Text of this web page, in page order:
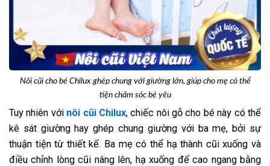
Nôi cũi cho bé Chilux ghép chung với giường lớn, giúp cho mẹ có thể
tiện chăm sóc bé yêu
Tuy nhiên với nôi cũi Chilux, chiếc nôi gỗ cho bé này có thể
kê sát giường hay ghép chung giường với ba mẹ, bởi sự
thuận tiện từ thiết kế. Ba mẹ có thể hạ thành cũi xuống và
điều chỉnh lòng cũi nâng lên, hạ xuống để cao ngang bằng